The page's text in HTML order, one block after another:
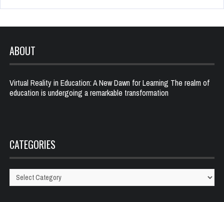
ABOUT
Virtual Reality in Education: A New Dawn for Learning The realm of
education is undergoing a remarkable transformation
CATEGORIES
Categories